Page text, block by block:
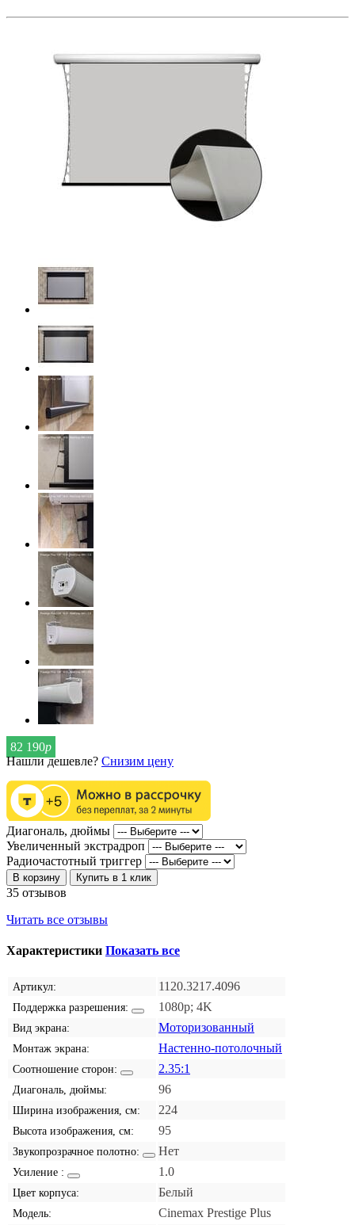
82 190р
Нашли дешевле? Снизим цену
Диагональ, дюймы
Увеличенный экстрадроп
Радиочастотный триггер
В корзину Купить в 1 клик
35 отзывов
Читать все отзывы
Характеристики Показать все
Артикул: 1120.3217.4096
Поддержка разрешения: 1080p; 4K
Вид экрана: Моторизованный
Монтаж экрана: Настенно-потолочный
Соотношение сторон: 2.35:1
Диагональ, дюймы: 96
Ширина изображения, см: 224
Высота изображения, см: 95
Звукопрозрачное полотно: Нет
Усиление : 1.0
Цвет корпуса: Белый
Модель: Cinemax Prestige Plus